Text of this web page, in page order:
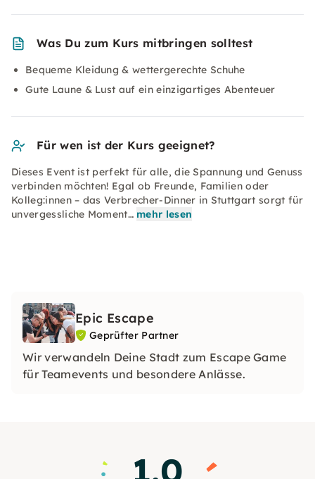
Was Du zum Kurs mitbringen solltest
Bequeme Kleidung & wettergerechte Schuhe
Gute Laune & Lust auf ein einzigartiges Abenteuer
Für wen ist der Kurs geeignet?
Dieses Event ist perfekt für alle, die Spannung und Genuss
verbinden möchten! Egal ob Freunde, Familien oder
Kolleg:innen – das Verbrecher-Dinner in Stuttgart sorgt für
unvergessliche Moment… mehr lesen
Epic Escape
Geprüfter Partner
Wir verwandeln Deine Stadt zum Escape Game
für Teamevents und besondere Anlässe.
1.0